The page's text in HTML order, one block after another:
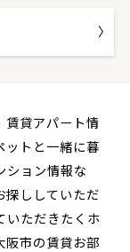
賃貸アパート情
ットと一緒に暮
ション情報な
探ししていただ
いただきたくホ
阪市の賃貸お部